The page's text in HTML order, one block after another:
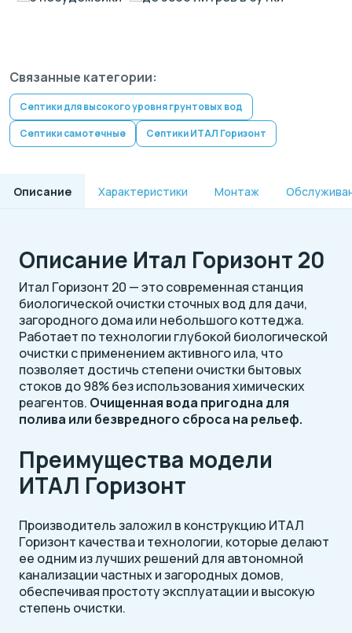
Связанные категории:
Септики для высокого уровня грунтовых вод
Септики самотечные
Септики ИТАЛ Горизонт
Описание Характеристики Монтаж
Описание Итал Горизонт 20
Итал Горизонт 20 — это современная станция
биологической очистки сточных вод для дачи,
загородного дома или небольшого коттеджа.
Работает по технологии глубокой биологической
очистки с применением активного ила, что
позволяет достичь степени очистки бытовых
стоков до 98% без использования химических
реагентов. Очищенная вода пригодна для
полива или безвредного сброса на рельеф.
Преимущества модели
ИТАЛ Горизонт
Производитель заложил в конструкцию ИТАЛ
Горизонт качества и технологии, которые делают
ее одним из лучших решений для автономной
канализации частных и загородных домов,
обеспечивая простоту эксплуатации и высокую
степень очистки.